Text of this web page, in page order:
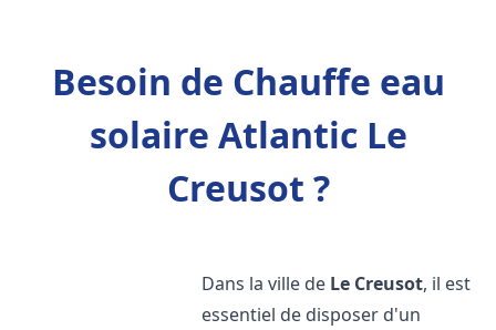
Besoin de Chauffe eau
solaire Atlantic Le
Creusot ?
Dans la ville de Le Creusot, il est
essentiel de disposer d'un